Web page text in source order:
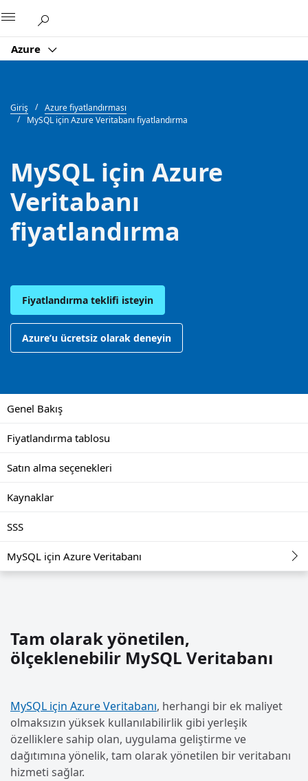
Azure
Giriş
Azure fiyatlandırması
MySQL için Azure Veritabanı fiyatlandırma
MySQL için Azure
Veritabanı
fiyatlandırma
Fiyatlandırma teklifi isteyin
Azure’u ücretsiz olarak deneyin
Genel Bakış
Fiyatlandırma tablosu
Satın alma seçenekleri
Kaynaklar
SSS
MySQL için Azure Veritabanı
Tam olarak yönetilen,
ölçeklenebilir MySQL Veritabanı
MySQL için Azure Veritabanı, herhangi bir ek maliyet
olmaksızın yüksek kullanılabilirlik gibi yerleşik
özelliklere sahip olan, uygulama geliştirme ve
dağıtımına yönelik, tam olarak yönetilen bir veritabanı
hizmeti sağlar.